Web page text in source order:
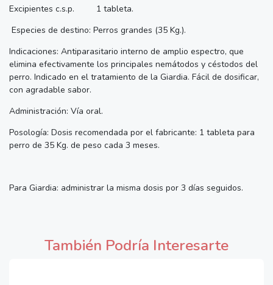
Excipientes c.s.p. 1 tableta.
Especies de destino: Perros grandes (35 Kg.).
Indicaciones: Antiparasitario interno de amplio espectro, que
elimina efectivamente los principales nemátodos y céstodos del
perro. Indicado en el tratamiento de la Giardia. Fácil de dosificar,
con agradable sabor.
Administración: Vía oral.
Posología: Dosis recomendada por el fabricante: 1 tableta para
perro de 35 Kg. de peso cada 3 meses.
Para Giardia: administrar la misma dosis por 3 días seguidos.
También Podría Interesarte